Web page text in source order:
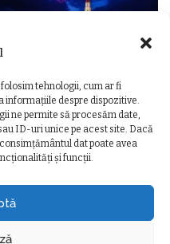
tehnologii, cum ar fi
informațiile despre dispozitive.
ne permite să procesăm date,
ID-uri unice pe acest site. Dacă
dat poate avea
și funcții.
Unirii la Cluj-Napoca.
complet al
DE CONFIDENȚIALITATE